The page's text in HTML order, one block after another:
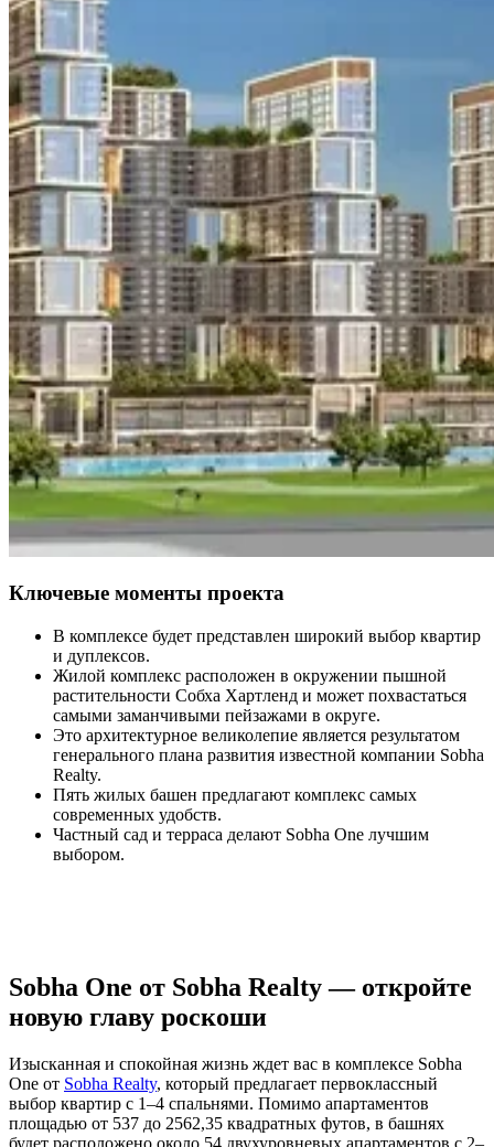
Ключевые моменты проекта
В комплексе будет представлен широкий выбор квартир
и дуплексов.
Жилой комплекс расположен в окружении пышной
растительности Собха Хартленд и может похвастаться
самыми заманчивыми пейзажами в округе.
Это архитектурное великолепие является результатом
генерального плана развития известной компании Sobha
Realty.
Пять жилых башен предлагают комплекс самых
современных удобств.
Частный сад и терраса делают Sobha One лучшим
выбором.
Sobha One от Sobha Realty — откройте
новую главу роскоши
Изысканная и спокойная жизнь ждет вас в комплексе Sobha
One от Sobha Realty, который предлагает первоклассный
выбор квартир с 1–4 спальнями. Помимо апартаментов
площадью от 537 до 2562,35 квадратных футов, в башнях
будет расположено около 54 двухуровневых апартаментов с 2–